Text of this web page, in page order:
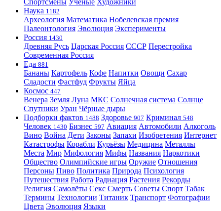
Спортсмены Учёные Художники
Наука 1182
Археология Математика Нобелевская премия
Палеонтология Эволюция Эксперименты
Россия 1430
Древняя Русь Царская Россия СССР Перестройка
Современная Россия
Еда 881
Бананы Картофель Кофе Напитки Овощи Сахар
Сладости Фастфуд Фрукты Яйца
Космос 447
Венера Земля Луна МКС Солнечная система Солнце
Спутники Уран Чёрные дыры
Подборки фактов 1488 Здоровье 907 Криминал 548
Человек 1430 Бизнес 597 Авиация Автомобили Алкоголь
Вино Война Дети Законы Запахи Изобретения Интернет
Катастрофы Корабли Курьёзы Медицина Металлы
Места Мир Мифология Мифы Названия Наркотики
Общество Олимпийские игры Оружие Отношения
Персоны Пиво Политика Природа Психология
Путешествия Работа Радиация Растения Рекорды
Религия Самолёты Секс Смерть Советы Спорт Табак
Термины Технологии Титаник Транспорт Фотографии
Цвета Эволюция Языки